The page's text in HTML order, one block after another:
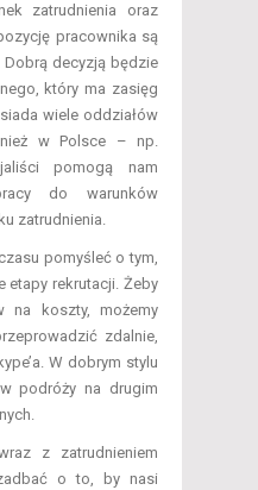
zatrudnienia oraz
pracownika są
decyzją będzie
który ma zasięg
wiele oddziałów
w Polsce – np.
pomogą nam
do warunków
zatrudnienia.
pomyśleć o tym,
etapy rekrutacji. Żeby
na koszty, możemy
zdalnie,
W dobrym stylu
podróży na drugim
z zatrudnieniem
o to, by nasi